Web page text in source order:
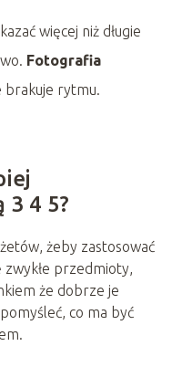
więcej niż długie
Fotografia
brakuje rytmu.
3 4 5?
żeby zastosować
zwykłe przedmioty,
że dobrze je
co ma być